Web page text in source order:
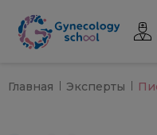
Главная Эксперты